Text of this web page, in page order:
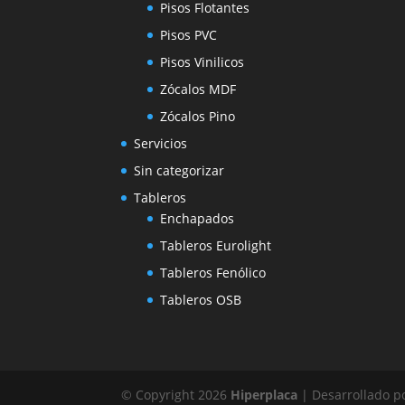
Pisos Flotantes
Pisos PVC
Pisos Vinilicos
Zócalos MDF
Zócalos Pino
Servicios
Sin categorizar
Tableros
Enchapados
Tableros Eurolight
Tableros Fenólico
Tableros OSB
© Copyright 2026 Hiperplaca | Desarrollado